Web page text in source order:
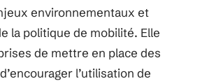
environnementaux et
la politique de mobilité. Elle
de mettre en place des
l’utilisation de